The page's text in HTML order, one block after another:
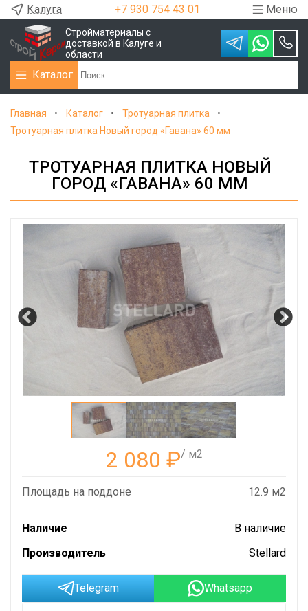
Калуга +7 930 754 43 01 Меню
Стройматериалы с
доставкой в Калуге и
области
Каталог
Главная Каталог
Тротуарная плитка
Тротуарная плитка Новый город «Гавана» 60 мм
ТРОТУАРНАЯ ПЛИТКА НОВЫЙ
ГОРОД «ГАВАНА» 60 ММ
2 080 ₽/ м2
Площадь на поддоне 12.9 м2
Наличие
В наличие
Производитель
Stellard
Telegram Whatsapp